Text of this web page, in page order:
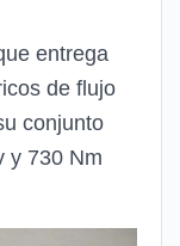
entrega
de flujo
conjunto
y 730 Nm